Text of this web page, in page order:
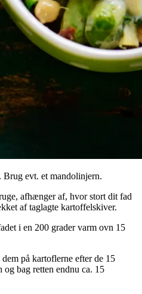
evt. et mandolinjern.
afhænger af, hvor stort dit fad
af taglagte kartoffelskiver.
i en 200 grader varm ovn 15
på kartoflerne efter de 15
bag retten endnu ca. 15